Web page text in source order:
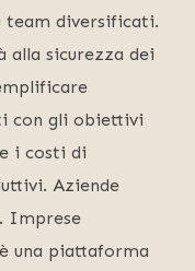
team diversificati.
alla sicurezza dei
con gli obiettivi
i costi di
Aziende
Imprese
una piattaforma